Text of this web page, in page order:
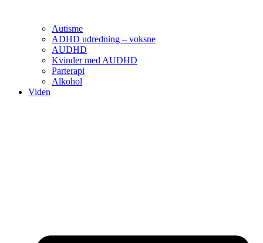
Autisme
ADHD udredning – voksne
AUDHD
Kvinder med AUDHD
Parterapi
Alkohol
Viden